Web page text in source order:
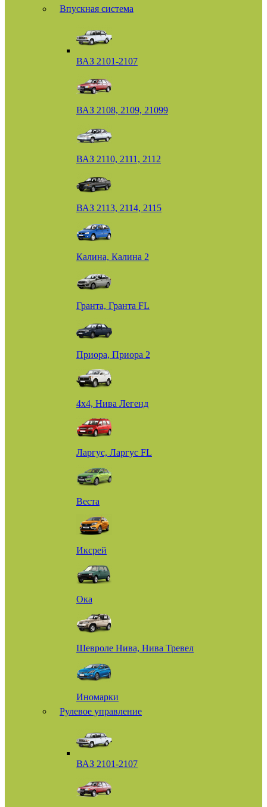
Впускная система
ВАЗ 2101-2107
ВАЗ 2108, 2109, 21099
ВАЗ 2110, 2111, 2112
ВАЗ 2113, 2114, 2115
Калина, Калина 2
Гранта, Гранта FL
Приора, Приора 2
4х4, Нива Легенд
Ларгус, Ларгус FL
Веста
Иксрей
Ока
Шевроле Нива, Нива Тревел
Иномарки
Рулевое управление
ВАЗ 2101-2107